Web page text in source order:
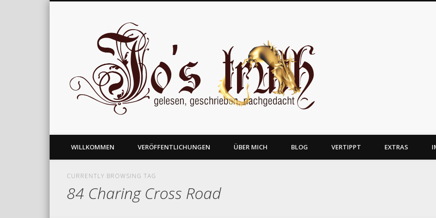
gelesen, geschrieben und nachgedacht
WILLKOMMEN VERÖFFENTLICHUNGEN ÜBER MICH BLOG VERTIPPT EXTRAS
CURRENTLY BROWSING TAG
84 Charing Cross Road